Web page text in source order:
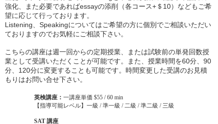
強化、また必要であればessayの添削（各コース+＄10）などもご希
望に応じて行っております。
Listening、Speakingについてはご希望の方に個別でご相談いただい
ておりますのでお気軽にご相談下さい。
こちらの講座は週一回からの定期授業、または試験前の単発回数授
業として受講いただくことが可能です。また、授業時間を60分、90
分、120分に変更することも可能です。時間変更した受講のお見積
もりはお問い合せ下さい。
英検講座： 一講座単価 $55 / 60 min
【指導可能レベル】一級 / 準一級 / 二級 / 準二級 / 三級
SAT 講座